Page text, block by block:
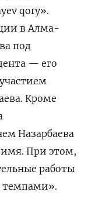
qory».
в Алма-
под
— его
Кроме
Назарбаева
имя. При этом,
работы
темпами».